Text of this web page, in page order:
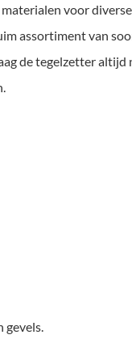
voor
assortiment van
de tegelzetter